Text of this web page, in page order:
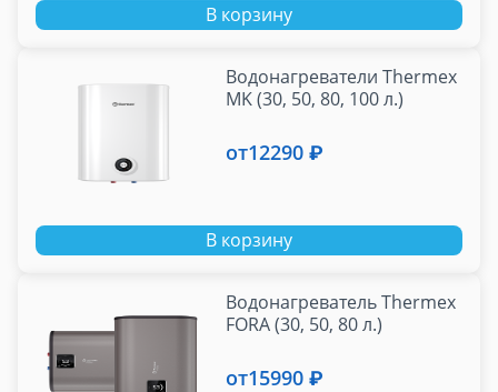
В корзину
Водонагреватели Thermex
MK (30, 50, 80, 100 л.)
от12290 ₽
В корзину
Водонагреватель Thermex
FORA (30, 50, 80 л.)
от15990 ₽